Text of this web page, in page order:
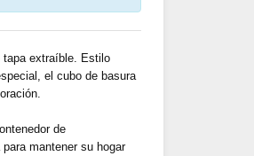
tapa extraíble. Estilo
el cubo de basura
de
mantener su hogar